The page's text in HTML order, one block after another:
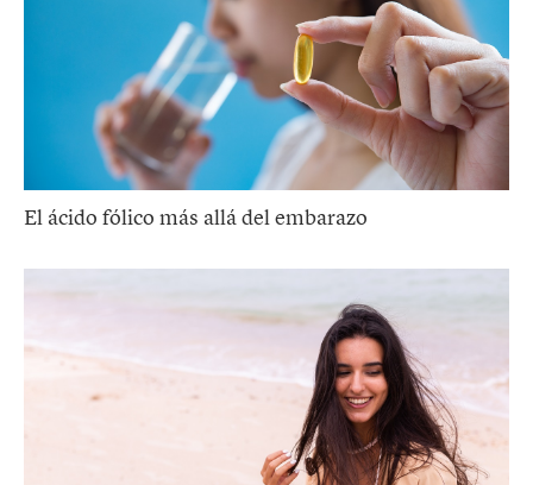
El ácido fólico más allá del embarazo